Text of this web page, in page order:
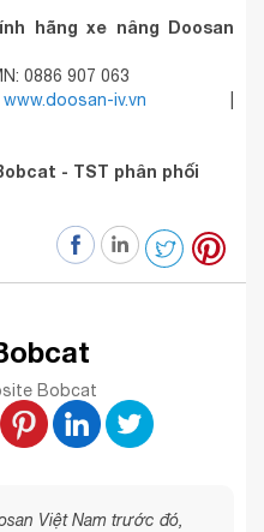
hãng xe nâng Doosan
0886 907 063
www.doosan-iv.vn
- TST phân phối
Bobcat
Việt Nam trước đó,